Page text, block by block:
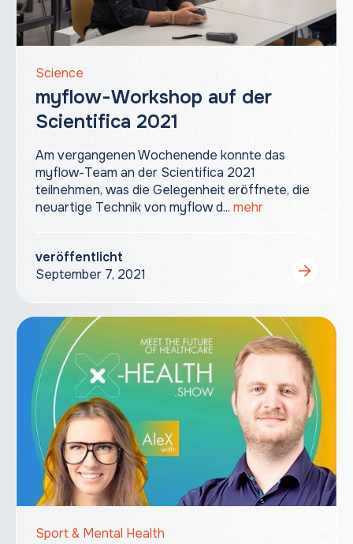
Science
myflow-Workshop auf der
Scientifica 2021
Am vergangenen Wochenende konnte das
myflow-Team an der Scientifica 2021
teilnehmen, was die Gelegenheit eröffnete, die
neuartige Technik von myflow d... mehr
veröffentlicht
September 7, 2021
Sport & Mental Health